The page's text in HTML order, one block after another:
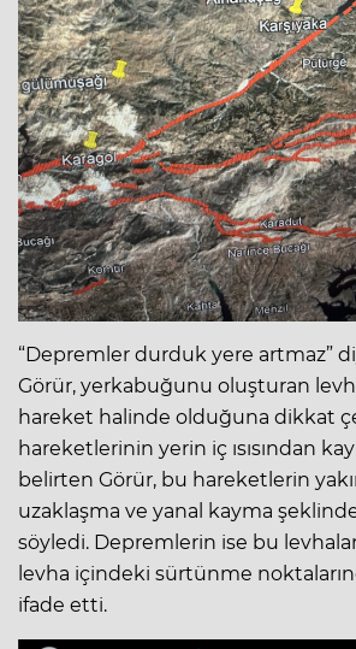
“Depremler durduk yere artmaz”
Görür, yerkabuğunu oluşturan
hareket halinde olduğuna dikkat
hareketlerinin yerin iç ısısından
belirten Görür, bu hareketlerin
uzaklaşma ve yanal kayma
söyledi. Depremlerin ise bu
levha içindeki sürtünme
ifade etti.